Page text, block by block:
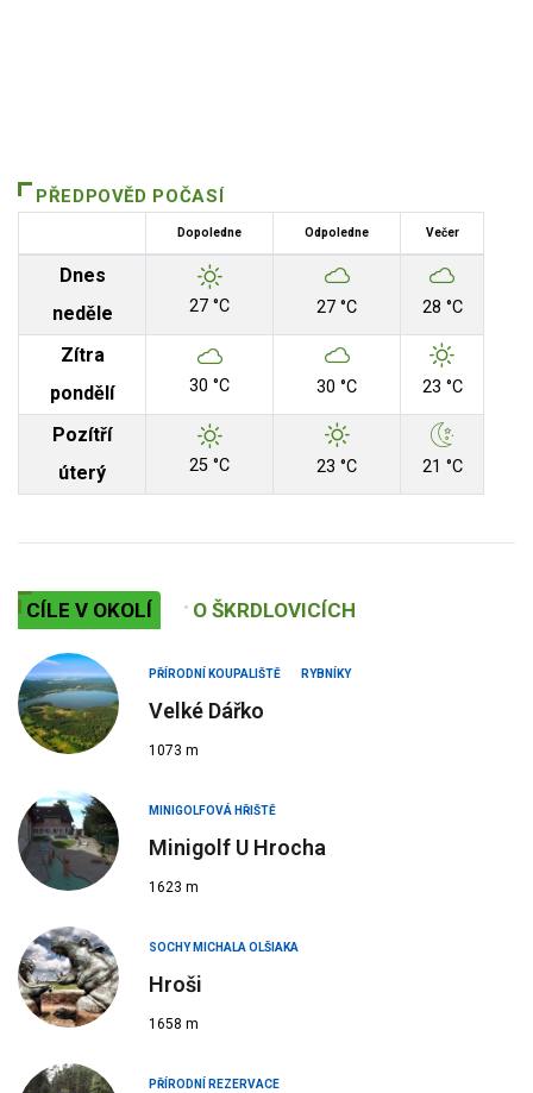
PŘEDPOVĚD POČASÍ
Dopoledne Odpoledne Večer
Dnes
neděle
27 °C 27 °C 28 °C
Zítra
pondělí
30 °C 30 °C 23 °C
Pozítří
úterý
25 °C 23 °C 21 °C
CÍLE V OKOLÍ O ŠKRDLOVICÍCH
PŘÍRODNÍ KOUPALIŠTĚ RYBNÍKY
Velké Dářko
1073 m
MINIGOLFOVÁ HŘIŠTĚ
Minigolf U Hrocha
1623 m
SOCHY MICHALA OLŠIAKA
Hroši
1658 m
PŘÍRODNÍ REZERVACE